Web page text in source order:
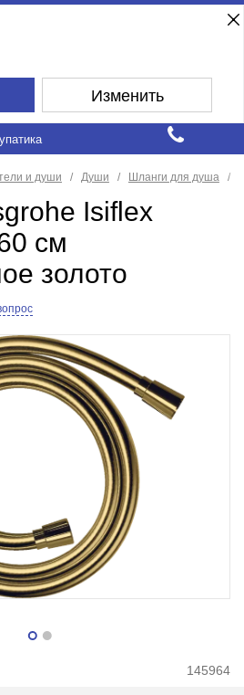
Изменить
и души Души Шланги для душа
Isiflex
см
золото
145964